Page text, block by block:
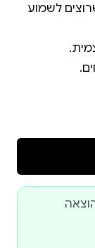
6-8 ולהורים שרוצים לשמוע